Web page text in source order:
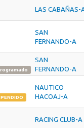
LAS CABAÑAS-
SAN
FERNANDO-A
SAN
FERNANDO-A
NAUTICO
HACOAJ-A
RACING CLUB-A